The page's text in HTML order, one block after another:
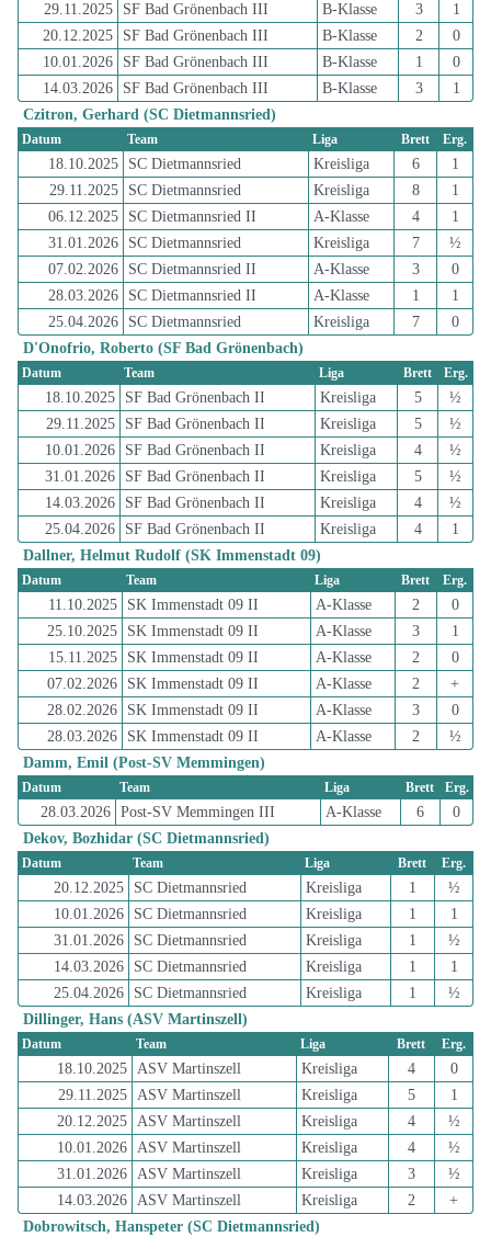
29.11.2025 SF Bad Grönenbach III B-Klasse 3
1
20.12.2025
SF Bad Grönenbach III B-Klasse 2
0
10.01.2026
SF Bad Grönenbach III B-Klasse 1
0
14.03.2026
SF Bad Grönenbach III B-Klasse 3
1
Czitron, Gerhard (SC Dietmannsried)
Datum Team Liga Brett Erg.
18.10.2025 SC Dietmannsried Kreisliga 6
1
29.11.2025
SC Dietmannsried Kreisliga 8
1
06.12.2025
SC Dietmannsried II A-Klasse 4
1
31.01.2026
SC Dietmannsried Kreisliga 7
½
07.02.2026
SC Dietmannsried II A-Klasse 3
0
28.03.2026
SC Dietmannsried II A-Klasse 1
1
25.04.2026
SC Dietmannsried Kreisliga 7
0
D'Onofrio, Roberto (SF Bad Grönenbach)
Datum Team Liga Brett Erg.
18.10.2025 SF Bad Grönenbach II Kreisliga 5
½
29.11.2025
SF Bad Grönenbach II Kreisliga 5
½
10.01.2026
SF Bad Grönenbach II Kreisliga 4
½
31.01.2026
SF Bad Grönenbach II Kreisliga 5
½
14.03.2026
SF Bad Grönenbach II Kreisliga 4
½
25.04.2026
SF Bad Grönenbach II Kreisliga 4
1
Dallner, Helmut Rudolf (SK Immenstadt 09)
Datum Team Liga Brett Erg.
11.10.2025 SK Immenstadt 09 II A-Klasse 2
0
25.10.2025
SK Immenstadt 09 II A-Klasse 3
1
15.11.2025
SK Immenstadt 09 II A-Klasse 2
0
07.02.2026
SK Immenstadt 09 II A-Klasse 2
+
28.02.2026
SK Immenstadt 09 II A-Klasse 3
0
28.03.2026
SK Immenstadt 09 II A-Klasse 2
½
Damm, Emil (Post-SV Memmingen)
Datum Team Liga Brett Erg.
28.03.2026 Post-SV Memmingen III A-Klasse 6
0
Dekov, Bozhidar (SC Dietmannsried)
Datum Team Liga Brett Erg.
20.12.2025 SC Dietmannsried Kreisliga 1
½
10.01.2026
SC Dietmannsried Kreisliga 1
1
31.01.2026
SC Dietmannsried Kreisliga 1
½
14.03.2026
SC Dietmannsried Kreisliga 1
1
25.04.2026
SC Dietmannsried Kreisliga 1
½
Dillinger, Hans (ASV Martinszell)
Datum Team Liga Brett Erg.
18.10.2025 ASV Martinszell Kreisliga 4
0
29.11.2025 ASV Martinszell Kreisliga 5
1
20.12.2025 ASV Martinszell Kreisliga 4
½
10.01.2026 ASV Martinszell Kreisliga 4
½
31.01.2026 ASV Martinszell Kreisliga 3
½
14.03.2026 ASV Martinszell Kreisliga 2
+
Dobrowitsch, Hanspeter (SC Dietmannsried)